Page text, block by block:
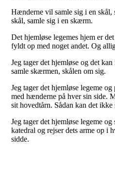
Hænderne vil samle sig i en skål,
skål, samle sig i en skærm.
Det hjemløse legemes hjem er
fyldt op med noget andet. Og
Jeg tager det hjemløse og det
samle skærmen, skålen om sig.
Jeg tager det hjemløse legeme
med hænderne på hver sin side.
sit hovedtårn. Sådan kan det ikke
Jeg tager det hjemløse legeme
katedral og rejser dets arme op i
sidde.